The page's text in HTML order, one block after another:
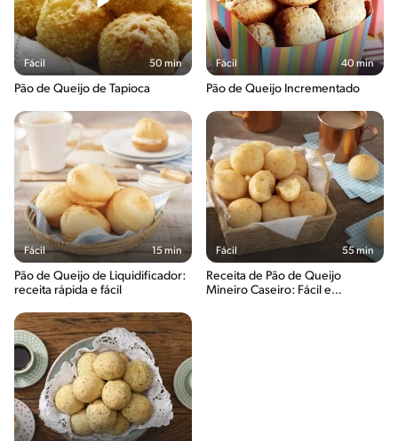
Fácil 50 min
Pão de Queijo de Tapioca
Fácil 40 min
Pão de Queijo Incrementado
Fácil 15 min
Pão de Queijo de Liquidificador:
receita rápida e fácil
Fácil 55 min
Receita de Pão de Queijo
Mineiro Caseiro: Fácil e